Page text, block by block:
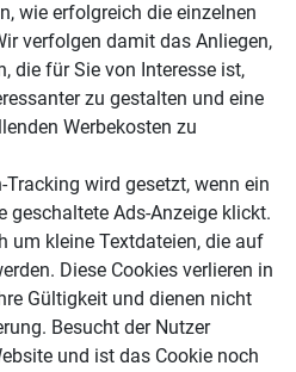
wie erfolgreich die einzelnen
verfolgen damit das Anliegen,
die für Sie von Interesse ist,
zu gestalten und eine
Werbekosten zu
wird gesetzt, wenn ein
geschaltete Ads-Anzeige klickt.
um kleine Textdateien, die auf
Diese Cookies verlieren in
Gültigkeit und dienen nicht
Besucht der Nutzer
und ist das Cookie noch